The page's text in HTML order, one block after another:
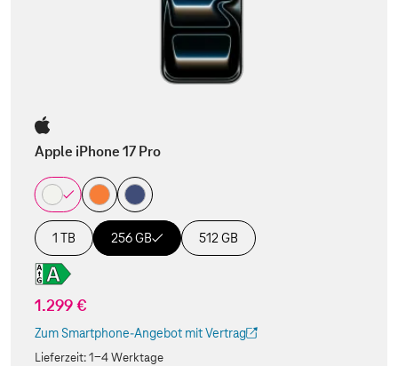
Apple iPhone 17 Pro
1 TB 256 GB 512 GB
1.299 €
Zum Smartphone-Angebot mit Vertrag
(Der Link wird in einem neuen Tab geöffnet)
Lieferzeit:1-4 Werktage